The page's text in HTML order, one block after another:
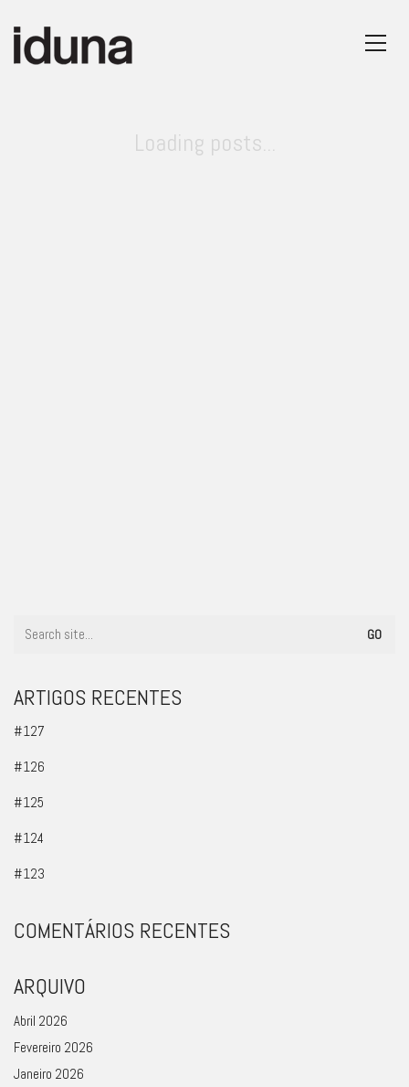
Loading posts...
ARTIGOS RECENTES
#127
#126
#125
#124
#123
COMENTÁRIOS RECENTES
ARQUIVO
Abril 2026
Fevereiro 2026
Janeiro 2026